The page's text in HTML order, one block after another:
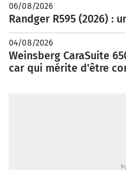
06/08/2026
Randger R595 (2026) :
04/08/2026
Weinsberg CaraSuite
car qui mérite d'être